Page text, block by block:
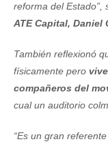
reforma del Estado”,
ATE Capital, Daniel
También reflexionó
físicamente pero
compañeros del
cual un auditorio
“Es un gran